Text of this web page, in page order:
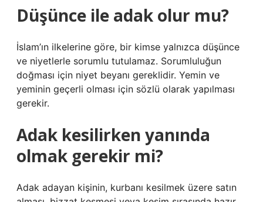
Düşünce ile adak olur mu?
İslam’ın ilkelerine göre, bir kimse yalnızca düşünce
ve niyetlerle sorumlu tutulamaz. Sorumluluğun
doğması için niyet beyanı gereklidir. Yemin ve
yeminin geçerli olması için sözlü olarak yapılması
gerekir.
Adak kesilirken yanında
olmak gerekir mi?
Adak adayan kişinin, kurbanı kesilmek üzere satın